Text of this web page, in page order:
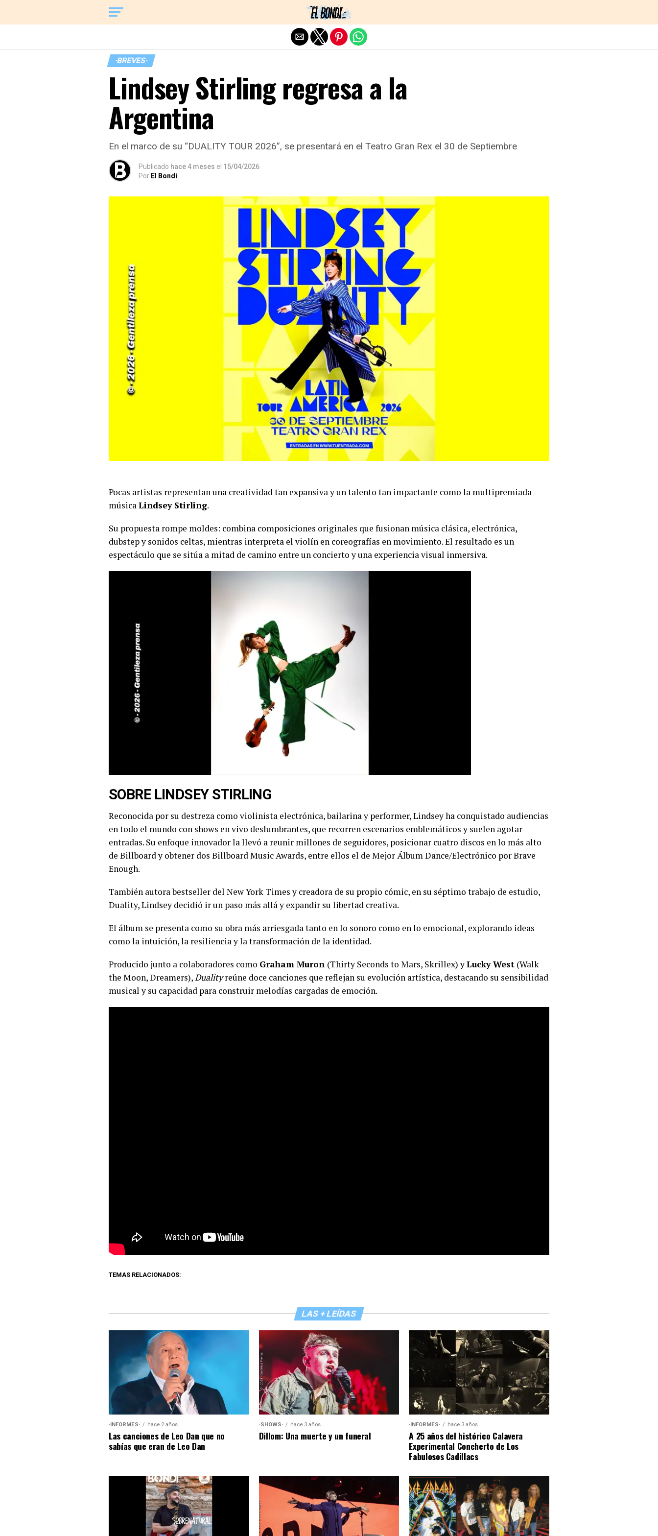
·BREVES·
Lindsey Stirling regresa a la
Argentina
En el marco de su “DUALITY TOUR 2026”, se presentará en el Teatro Gran Rex el 30 de Septiembre
Publicado hace 4 meses el 15/04/2026
Por El Bondi
Pocas artistas representan una creatividad tan expansiva y un talento tan impactante como la multipremiada
músicaLindsey Stirling.
Su propuesta rompe moldes: combina composiciones originales que fusionan música clásica, electrónica,
dubstep y sonidos celtas, mientras interpreta el violín en coreografías en movimiento. El resultado es un
espectáculo que se sitúa a mitad de camino entre un concierto y una experiencia visual inmersiva.
SOBRE LINDSEY STIRLING
Reconocida por su destreza como violinista electrónica, bailarina y performer, Lindsey ha conquistado audiencias
en todo el mundo con shows en vivo deslumbrantes, que recorren escenarios emblemáticos y suelen agotar
entradas. Su enfoque innovador la llevó a reunir millones de seguidores, posicionar cuatro discos en lo más alto
de Billboard y obtener dos Billboard Music Awards, entre ellos el de Mejor Álbum Dance/Electrónico por Brave
Enough.
También autora bestseller del New York Times y creadora de su propio cómic, en su séptimo trabajo de estudio,
Duality, Lindsey decidió ir un paso más allá y expandir su libertad creativa.
El álbum se presenta como su obra más arriesgada tanto en lo sonoro como en lo emocional, explorando ideas
como la intuición, la resiliencia y la transformación de la identidad.
Producido junto a colaboradores como Graham Muron (Thirty Seconds to Mars, Skrillex) yLucky West (Walk
the Moon, Dreamers),Dualityreúne doce canciones que reflejan su evolución artística, destacando su sensibilidad
musical y su capacidad para construir melodías cargadas de emoción.
TEMAS RELACIONADOS:
LAS + LEÍDAS
·INFORMES· hace 2 años
Las canciones de Leo Dan que no
sabías que eran de Leo Dan
·SHOWS· hace 3 años
Dillom: Una muerte y un funeral
·INFORMES· hace 3 años
A 25 años del histórico Calavera
Experimental Concherto de Los
Fabulosos Cadillacs
Exit mobile version